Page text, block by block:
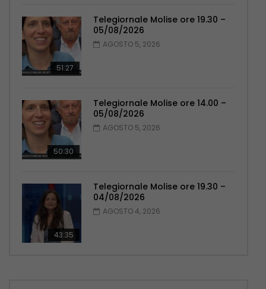
51:27
Telegiornale Molise ore 19.30 –
05/08/2026
AGOSTO 5, 2026
50:30
Telegiornale Molise ore 14.00 –
05/08/2026
AGOSTO 5, 2026
43:35
Telegiornale Molise ore 19.30 –
04/08/2026
AGOSTO 4, 2026